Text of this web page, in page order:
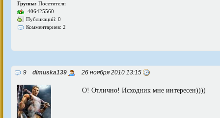
Группа: Посетители
406425560
Публикаций: 0
Комментариев: 2
9 dimuska139 26 ноября 2010 13:15
О! Отлично! Исходник мне интересен))))